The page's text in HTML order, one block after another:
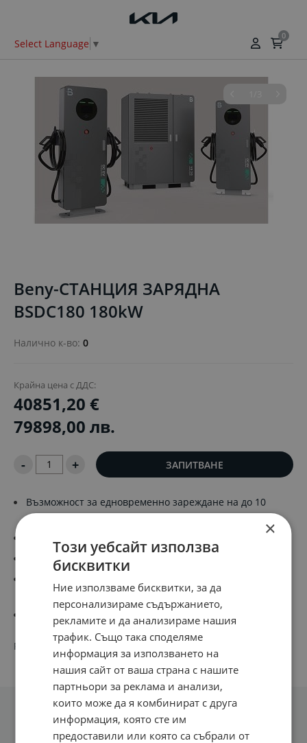
Select Language ▼
0
Beny-СТАНЦИЯ ЗАРЯДНА
BSDC180 180kW
Налично к-во: 0
Крайна цена с ДДС:
40851,20 €
79898,00 лв.
- + ЗАПИТВАНЕ
Възможност за едновременно зареждане на до 10
автомобила
10* CCS2 конекотра(150 Vdc ~ 1000 Vdc, 0~250 A)
Комуникационен протокол: OCPP 1.6 JSON
PN: СТАНЦИЯ ЗАРЯДНА BSDC180 180KW
Техническа информация
×
Този уебсайт използва
бисквитки
Ние използваме бисквитки, за да
персонализираме съдържанието,
рекламите и да анализираме нашия
трафик. Също така споделяме
информация за използването на
нашия сайт от ваша страна с нашите
партньори за реклама и анализи,
които може да я комбинират с друга
информация, която сте им
предоставили или която са събрали от